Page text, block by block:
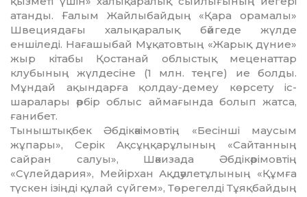
атанды. Ғалым Жайлы­бай­дың «Қара орамалы»
Швеция­дағы халықаралық бәйгеде жүлде
еншіледі. Нағашыбай Мұқатов­тың «Жарық дүние»
жыр кітабы Қостанай облыстық меценаттар
клубының жүлдесіне (1 млн. теңге) ие болды.
Мұндай ақын­дарға қолдау-демеу көрсету іс-
шаралары әрбір облыс аймағында болып жатса,
ғанибет.
Тыныштықбек Әбдікәкімов­тің «Бесінші маусым
жұпары», Серік Ақсұңқарұлының «Сайтан­ның
сайран салуы», Шәкизада Әбдікәрімовтің
«Сүлейдария», Мейірхан Ақдәулетұлының «Құмға
түскен ізіңді құлай сүй­гем», Төрегелді Тұяқбайдың